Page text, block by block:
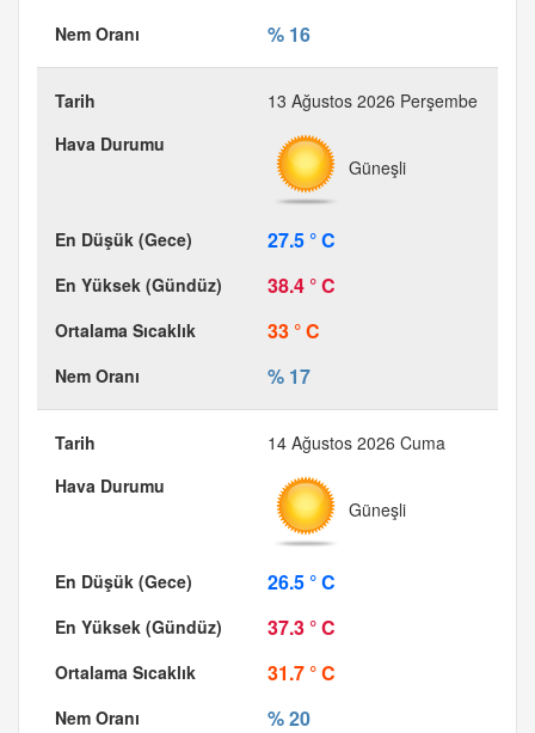
% 16
13 Ağustos 2026 Perşembe
Güneşli
27.5 ° C
38.4 ° C
33 ° C
% 17
14 Ağustos 2026 Cuma
Güneşli
26.5 ° C
37.3 ° C
31.7 ° C
% 20